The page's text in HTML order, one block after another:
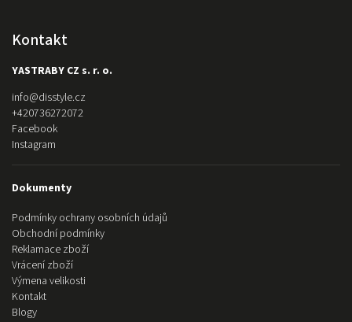
Kontakt
YASTRABY CZ s. r. o.
info@disstyle.cz
+420736272072
Facebook
Instagram
Dokumenty
Podmínky ochrany osobních údajů
Obchodní podmínky
Reklamace zboží
Vrácení zboží
Výmena velikosti
Kontakt
Blogy